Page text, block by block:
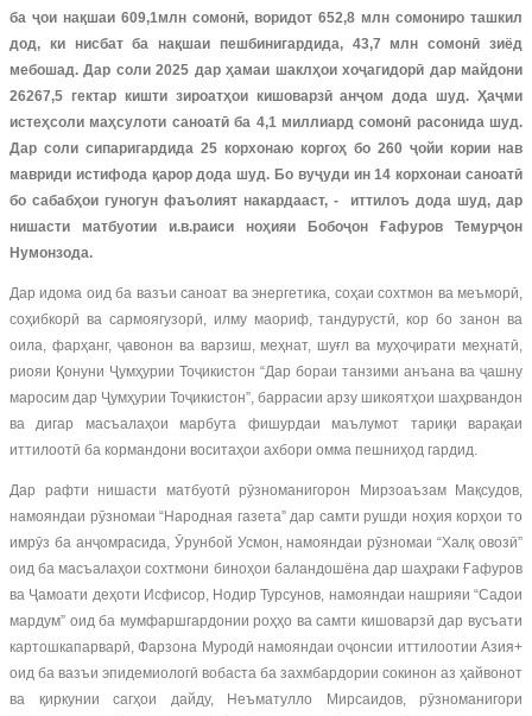
ба ҷои нақшаи 609,1млн сомонӣ, воридот 652,8 млн сомониро ташкил
дод, ки нисбат ба нақшаи пешбинигардида, 43,7 млн сомонӣ зиёд
мебошад. Дар соли 2025 дар ҳамаи шаклҳои хоҷагидорӣ дар майдони
26267,5 гектар кишти зироатҳои кишоварзӣ анҷом дода шуд. Ҳаҷми
истеҳсоли маҳсулоти саноатӣ ба 4,1 миллиард сомонӣ расонида шуд.
Дар соли сипаригардида 25 корхонаю коргоҳ бо 260 ҷойи кории нав
мавриди истифода қарор дода шуд. Бо вуҷуди ин 14 корхонаи саноатӣ
бо сабабҳои гуногун фаъолият накардааст, - иттилоъ дода шуд, дар
нишасти матбуотии и.в.раиси ноҳияи Бобоҷон Ғафуров Темурҷон
Нумонзода.
Дар идома оид ба вазъи саноат ва энергетика, соҳаи сохтмон ва меъморӣ,
соҳибкорӣ ва сармоягузорӣ, илму маориф, тандурустӣ, кор бо занон ва
оила, фарҳанг, ҷавонон ва варзиш, меҳнат, шуғл ва муҳоҷирати меҳнатӣ,
риояи Қонуни Ҷумҳурии Тоҷикистон “Дар бораи танзими анъана ва ҷашну
маросим дар Ҷумҳурии Тоҷикистон”, баррасии арзу шикоятҳои шаҳрвандон
ва дигар масъалаҳои марбута фишурдаи маълумот тариқи варақаи
иттилоотӣ ба кормандони воситаҳои ахбори омма пешниҳод гардид.
Дар рафти нишасти матбуотӣ рӯзноманигорон Мирзоаъзам Мақсудов,
намояндаи рӯзномаи “Народная газета” дар самти рушди ноҳия корҳои то
имрӯз ба анҷомрасида, Ӯрунбой Усмон, намояндаи рӯзномаи “Халқ овозӣ”
оид ба масъалаҳои сохтмони биноҳои баландошёна дар шаҳраки Ғафуров
ва Ҷамоати деҳоти Исфисор, Нодир Турсунов, намояндаи нашрияи “Садои
мардум” оид ба мумфаршгардонии роҳҳо ва самти кишоварзӣ дар вусъати
картошкапарварӣ, Фарзона Муродӣ намояндаи оҷонсии иттилоотии Азия+
оид ба вазъи эпидемиологӣ вобаста ба захмбардории сокинон аз ҳайвонот
ва қиркунии сагҳои дайду, Неъматулло Мирсаидов, рӯзноманигори